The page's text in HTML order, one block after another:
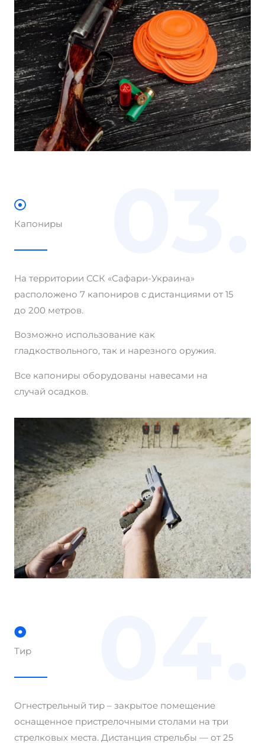
Капониры
На территории ССК «Сафари-Украина»
расположено 7 капониров с дистанциями от 15
до 200 метров.
Возможно использование как
гладкоствольного, так и нарезного оружия.
Все капониры оборудованы навесами на
случай осадков.
Тир
Огнестрельный тир – закрытое помещение
оснащенное пристрелочными столами на три
стрелковых места. Дистанция стрельбы — от 25